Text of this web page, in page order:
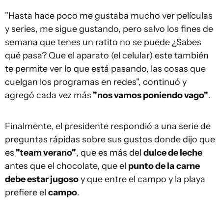
"Hasta hace poco me gustaba mucho ver películas
y series, me sigue gustando, pero salvo los fines de
semana que tenes un ratito no se puede ¿Sabes
qué pasa? Que el aparato (el celular) este también
te permite ver lo que está pasando, las cosas que
cuelgan los programas en redes", continuó y
agregó cada vez más "nos vamos poniendo vago".
Finalmente, el presidente respondió a una serie de
preguntas rápidas sobre sus gustos donde dijo que
es "team verano", que es más del dulce de leche
antes que el chocolate, que el punto de lacarne
debe estar jugosoy que entre el campo y la playa
prefiere el campo.